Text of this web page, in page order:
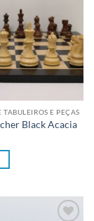
E PEÇAS
Black Acacia